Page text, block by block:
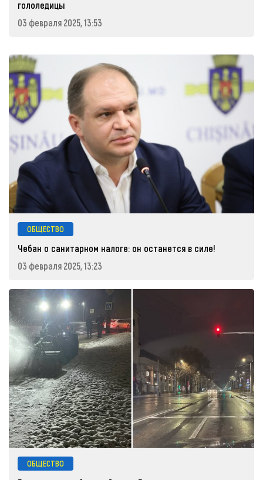
гололедицы
03 февраля 2025, 13:53
ОБЩЕСТВО
Чебан о санитарном налоге: он останется в силе!
03 февраля 2025, 13:23
ОБЩЕСТВО